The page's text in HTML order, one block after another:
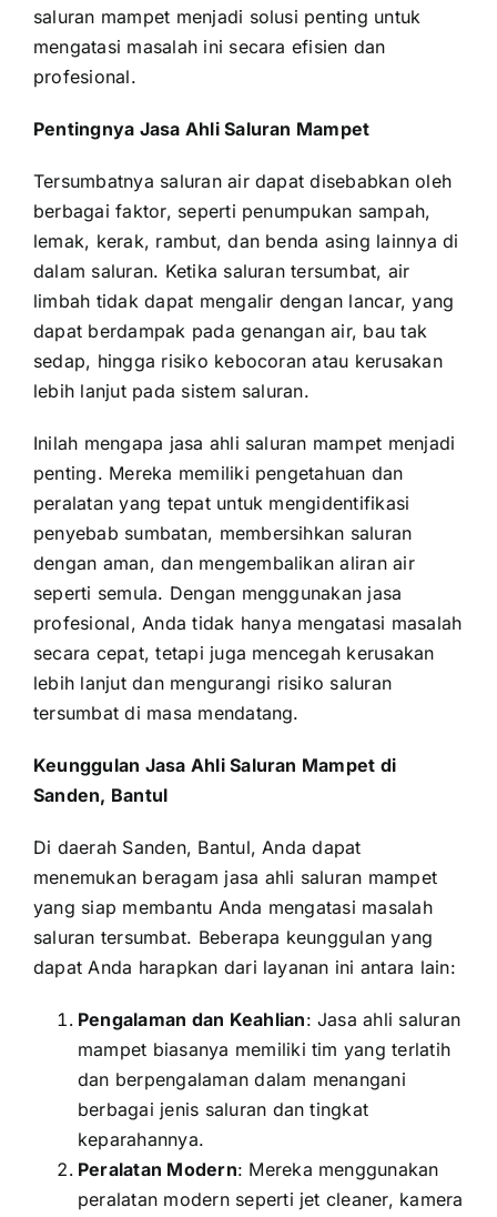
saluran mampet menjadi solusi penting untuk
mengatasi masalah ini secara efisien dan
profesional.
Pentingnya Jasa Ahli Saluran Mampet
Tersumbatnya saluran air dapat disebabkan oleh
berbagai faktor, seperti penumpukan sampah,
lemak, kerak, rambut, dan benda asing lainnya di
dalam saluran. Ketika saluran tersumbat, air
limbah tidak dapat mengalir dengan lancar, yang
dapat berdampak pada genangan air, bau tak
sedap, hingga risiko kebocoran atau kerusakan
lebih lanjut pada sistem saluran.
Inilah mengapa jasa ahli saluran mampet menjadi
penting. Mereka memiliki pengetahuan dan
peralatan yang tepat untuk mengidentifikasi
penyebab sumbatan, membersihkan saluran
dengan aman, dan mengembalikan aliran air
seperti semula. Dengan menggunakan jasa
profesional, Anda tidak hanya mengatasi masalah
secara cepat, tetapi juga mencegah kerusakan
lebih lanjut dan mengurangi risiko saluran
tersumbat di masa mendatang.
Keunggulan Jasa Ahli Saluran Mampet di
Sanden, Bantul
Di daerah Sanden, Bantul, Anda dapat
menemukan beragam jasa ahli saluran mampet
yang siap membantu Anda mengatasi masalah
saluran tersumbat. Beberapa keunggulan yang
dapat Anda harapkan dari layanan ini antara lain:
Pengalaman dan Keahlian: Jasa ahli saluran
mampet biasanya memiliki tim yang terlatih
dan berpengalaman dalam menangani
berbagai jenis saluran dan tingkat
keparahannya.
Peralatan Modern: Mereka menggunakan
peralatan modern seperti jet cleaner, kamera